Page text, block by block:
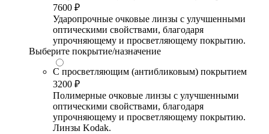
7600 ₽
Ударопрочные очковые линзы с улучшенными
оптическими свойствами, благодаря
упрочняющему и просветляющему покрытию.
Выберите покрытие/назначение
С просветляющим (антибликовым) покрытием
3200 ₽
Полимерные очковые линзы с улучшенными
оптическими свойствами, благодаря
упрочняющему и просветляющему покрытию.
Линзы Kodak.